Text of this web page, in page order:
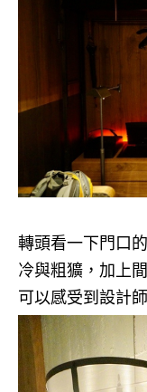
轉頭看一下門口
冷與粗獷，加上
可以感受到設計